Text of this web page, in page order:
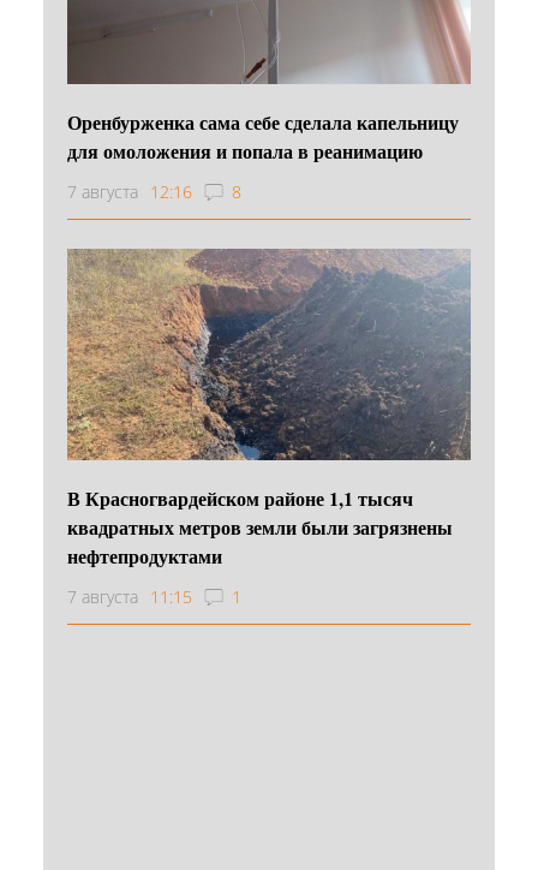
Оренбурженка сама себе сделала капельницу
для омоложения и попала в реанимацию
7 августа 12:16 8
В Красногвардейском районе 1,1 тысяч
квадратных метров земли были загрязнены
нефтепродуктами
7 августа 11:15 1